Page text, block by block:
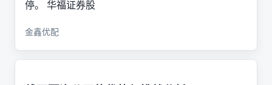
停。 华福证券股
金鑫优配